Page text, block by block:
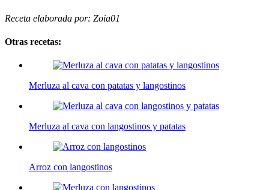
Receta elaborada por: Zoia01
Otras recetas:
Merluza al cava con patatas y langostinos
Merluza al cava con langostinos y patatas
Arroz con langostinos